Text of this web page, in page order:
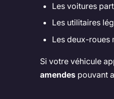
Les voitures
Les utilitaires
Les deux-roues
Si votre véhicule
amendes pouvant